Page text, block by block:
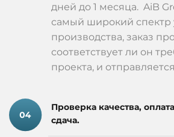
дней до 1 месяца. AiB
самый широкий спектр
производства, заказ
соответствует ли он
проекта, и
Проверка качества,
сдача.